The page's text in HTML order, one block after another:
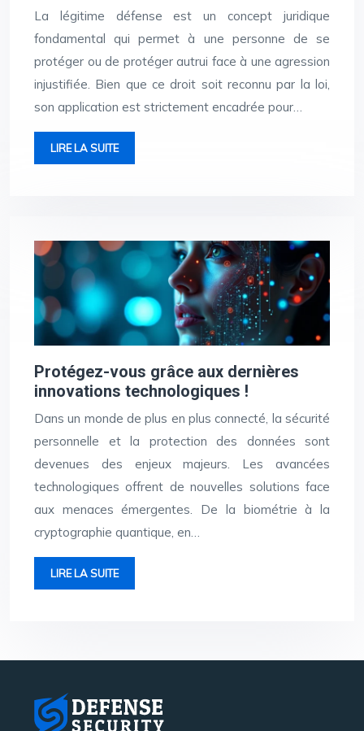
La légitime défense est un concept juridique
fondamental qui permet à une personne de se
protéger ou de protéger autrui face à une agression
injustifiée. Bien que ce droit soit reconnu par la loi,
son application est strictement encadrée pour…
LIRE LA SUITE
Protégez-vous grâce aux dernières
innovations technologiques !
Dans un monde de plus en plus connecté, la sécurité
personnelle et la protection des données sont
devenues des enjeux majeurs. Les avancées
technologiques offrent de nouvelles solutions face
aux menaces émergentes. De la biométrie à la
cryptographie quantique, en…
LIRE LA SUITE